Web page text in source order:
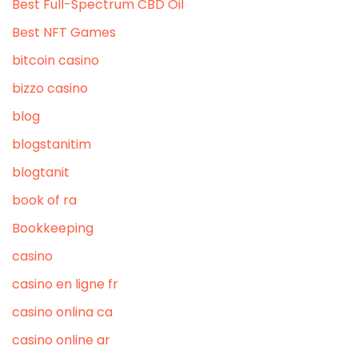
Best Full-Spectrum CBD Oil
Best NFT Games
bitcoin casino
bizzo casino
blog
blogstanitim
blogtanit
book of ra
Bookkeeping
casino
casino en ligne fr
casino onlina ca
casino online ar